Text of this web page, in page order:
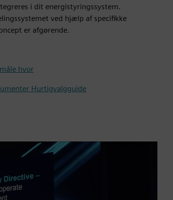
i dit energistyringssystem.
ved hjælp af specifikke
er afgørende.
hvor
Hurtigvalgguide